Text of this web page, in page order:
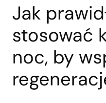
Jak
stosować
noc, by